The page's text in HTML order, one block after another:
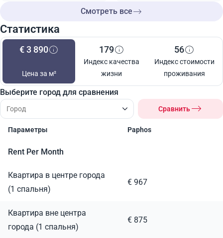
Смотреть все
Статистика
€ 3 890
Цена за м²
179
Индекс качества
жизни
56
Индекс стоимости
проживания
Выберите город для сравнения
Сравнить
Параметры Paphos
Rent Per Month
Квартира в центре города
(1 спальня)
€ 967
Квартира вне центра
города (1 спальня)
€ 875